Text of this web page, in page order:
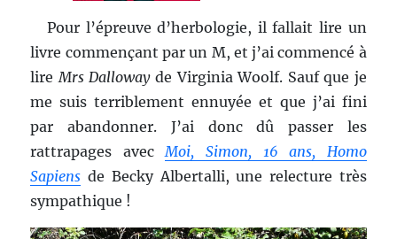
Pour l’épreuve d’herbologie, il fallait lire un
livre commençant par un M, et j’ai commencé à
lireMrs Dallowayde Virginia Woolf. Sauf que je
me suis terriblement ennuyée et que j’ai fini
par abandonner. J’ai donc dû passer les
rattrapages avecMoi, Simon, 16 ans, Homo
Sapiens de Becky Albertalli, une relecture très
sympathique !